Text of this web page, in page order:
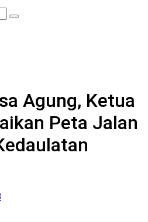
Agung, Ketua
Peta Jalan